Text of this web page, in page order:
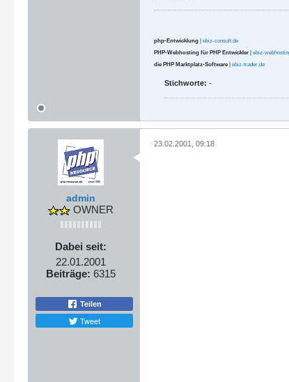
php-Entwicklung
ebiz-consult.de
PHP-Webhosting für PHP Entwickler
ebiz-
die PHP Marktplatz-Software
ebiz-trader.de
Stichworte: -
admin
OWNER
Dabei seit:
22.01.2001
Beiträge: 6315
Teilen
Tweet
23.02.2001, 09:18